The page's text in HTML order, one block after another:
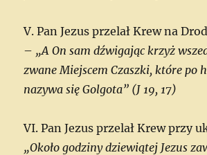
V. Pan Jezus przelał Krew na
– „A On sam dźwigając krzyż
zwane Miejscem Czaszki, które po
nazywa się Golgota” (J 19, 17)
VI. Pan Jezus przelał Krew przy
„Około godziny dziewiątej Jezus